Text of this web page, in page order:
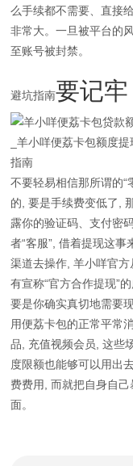
么手续都不需要、直接
非常大。一旦被平台的
至账号被封禁。
避坑指南要记牢
不要轻易相信那所谓的“
的, 要是手续费变低了,
露你的验证码、支付密
者“客服”, 借着提现这
渠道去操作, 羊小咩官
有宣称“官方合作提现”
要是你确实真切地需要
用便荔卡包的正常平常
品, 充值视频会员, 这些
度限额也能够可以用出
费费用, 而就把自身自
面。